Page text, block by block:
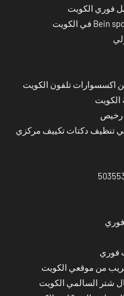
فوري الكويت
اكسسوارات تلفون الكويت
الكويت
رخيص
تنظيف دكتات تكييف مركزي
فوري
من موقعي الكويت
شتر السالمي الكويت